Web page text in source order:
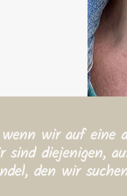
wenn wir auf eine
sind diejenigen,
den wir